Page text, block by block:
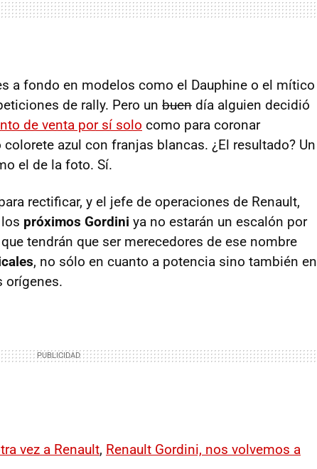
a fondo en modelos como el Dauphine o el mítico
de rally. Pero un buen día alguien decidió
de venta por sí solo como para coronar
colorete azul con franjas blancas. ¿El resultado? Un
el de la foto. Sí.
rectificar, y el jefe de operaciones de Renault,
próximos Gordini ya no estarán un escalón por
tendrán que ser merecedores de ese nombre
, no sólo en cuanto a potencia sino también en
orígenes.
vez a Renault, Renault Gordini, nos volvemos a